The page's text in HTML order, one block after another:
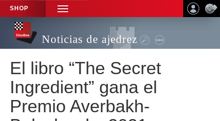
SHOP
TOGGLE
NAVIGATION
Noticias de ajedrez
El libro “The Secret
Ingredient” gana el
Premio Averbakh-